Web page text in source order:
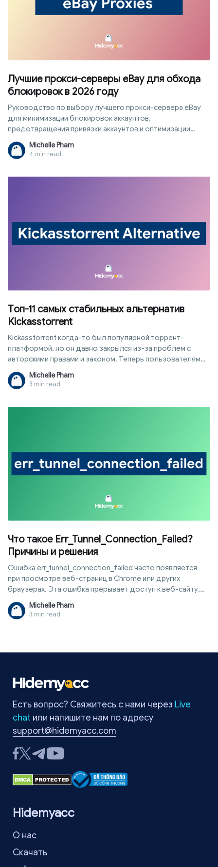
Лучшие прокси-серверы eBay для обхода
блокировок в 2026 году
Руководство по выбору лучшего прокси-сервера eBay
для минимизации блокировок аккаунтов,
предотвращения привязки аккаунтов и оптимизации
безопасной среды входа в систему в 2026 году.
Michelle Pham
4 min read
Топ-11 самых стабильных альтернатив
Kickasstorrent
Kickasstorrent когда-то был популярной торрент-
платформой, но он давно закрылся из-за проблем с
авторскими правами и законом. Теперь пользователям
приходится искать альтернативу Kickasstorrent с
похожими библиотеками, которая при этом работает
стабильно. Однако не каждый веб-сайт заслуживает
Michelle Pham
3 min read
Что такое Err_Tunnel_Connection_Failed?
Причины и решения
Ошибка err_tunnel_connection_failed часто появляется
при просмотре веб-страниц в Chrome или других
браузерах. Эта ошибка прерывает доступ к веб-сайту,
вызывая неудобства у пользователей. Основные
причины обычно связаны с прокси, VPN или настройками
сети. К счастью, вы можете самостоятельно исправить
объяснит, что такое ошибка err_tunnel_connection_failed,
наиболее эффективны. Читайте дальше, чтобы быстро
устранить проблему и вернуться к обычному просмотру
Michelle Pham
3 min read
Есть вопрос? Свяжитесь с нами через Live
chat или напишите нам по адресу
support@hidemyacc.com
Hidemyacc
О нас
Скачать